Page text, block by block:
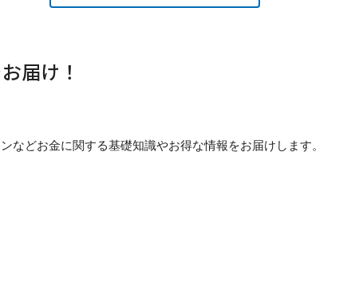
届け！
どお金に関する基礎知識やお得な情報をお届けします。